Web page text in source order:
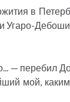
в
Угаро-
— перебил
мой,